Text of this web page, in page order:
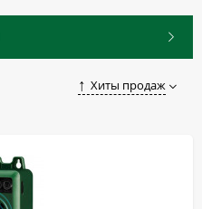
Хиты продаж